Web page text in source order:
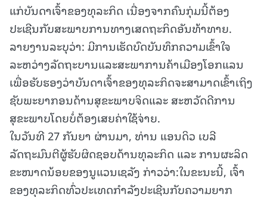
ແກ່ບັນດາເຈົ້າຂອງທຸລະກິດ ເນື່ອງຈາກຄົນກຸ່ມນີ້ຕ້ອງ
ປະເຊີນກັບສະພາບການທາງເສດຖະກິດອັນທ້າທາຍ.
ລາຍງານລະບຸວ່າ: ມີການເຮັດບົດບັນທຶກຄວາມເຂົ້າໃຈ
ລະຫວ່າງລັດຖະບານແລະສະພາການຄ້າເມືອງໂອກແລນ
ເພື່ອຮັບຮອງວ່າບັນດາເຈົ້າຂອງທຸລະກິດຈະສາມາດເຂົ້າເຖິງ
ຊັບພະຍາກອນດ້ານສຸຂະພາບຈິດແລະ ສະຫວັດດີການ
ສຸຂະພາບໂດຍບໍ່ຕ້ອງເສຍຄ່າໃຊ້ຈ່າຍ.
ໃນວັນທີ 27 ກັນຍາ ຜ່ານມາ, ທ່ານ ແອນດິວ ເບລີ
ລັດຖະມົນຕີຜູ້ຮັບຜິດຊອບດ້ານທຸລະກິດ ແລະ ການຜະລິດ
ຂະໜາດນ້ອຍຂອງນູແວນເຊລັງ ກ່າວວ່າ:ໃນຂະນະນີ້, ເຈົ້າ
ຂອງທຸລະກິດທົ່ວປະເທດກຳລັງປະເຊີນກັບຄວາມຍາກ